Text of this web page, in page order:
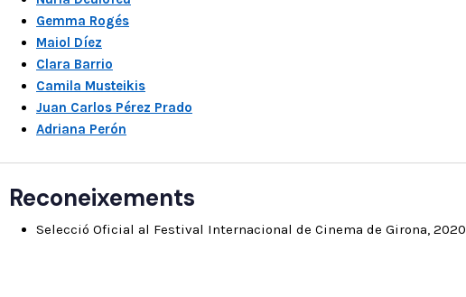
Gemma Rogés
Maiol Díez
Clara Barrio
Camila Musteikis
Juan Carlos Pérez Prado
Adriana Perón
Reconeixements
Selecció Oficial al Festival Internacional de Cinema de Girona, 2020